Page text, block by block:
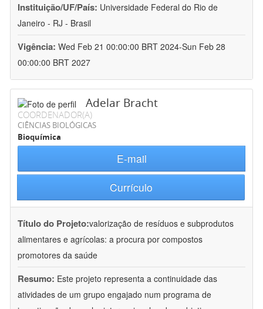
Instituição/UF/País: Universidade Federal do Rio de
Janeiro - RJ - Brasil
Vigência: Wed Feb 21 00:00:00 BRT 2024-Sun Feb 28
00:00:00 BRT 2027
Adelar Bracht
COORDENADOR(A)
CIÊNCIAS BIOLÓGICAS
Bioquímica
E-mail
Currículo
Título do Projeto:valorização de resíduos e subprodutos
alimentares e agrícolas: a procura por compostos
promotores da saúde
Resumo: Este projeto representa a continuidade das
atividades de um grupo engajado num programa de